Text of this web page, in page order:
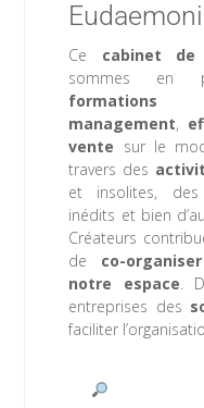
Ce cabinet de
sommes en
formations
management,
vente sur le
travers des
et insolites, des
inédits et bien
Créateurs
de co-
notre espace.
entreprises des
faciliter